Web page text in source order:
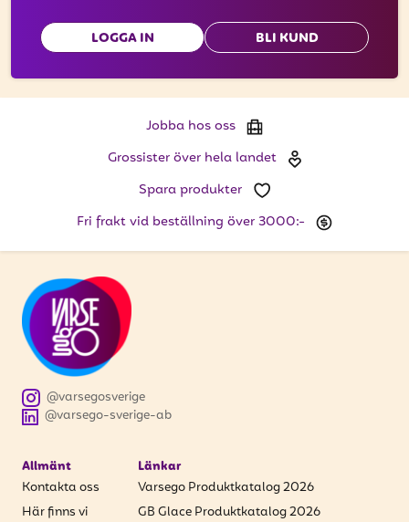
LOGGA IN BLI KUND
Jobba hos oss
Grossister över hela landet
Spara produkter
Fri frakt vid beställning över 3000:-
@varsego-sverige-ab
@varsegosverige
Allmänt
Kontakta oss
Här finns vi
Länkar
Varsego Produktkatalog 2026
GB Glace Produktkatalog 2026